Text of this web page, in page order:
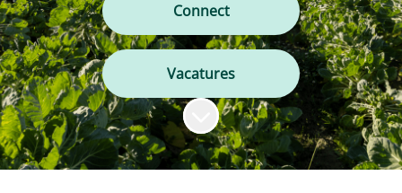
Connect
Vacatures
Naar content scrollen